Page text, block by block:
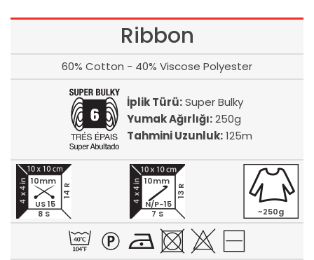
Ribbon
60% Cotton - 40% Viscose Polyester
İplik Türü:Super Bulky
Yumak Ağırlığı:250g
Tahmini Uzunluk:125m
8 S
14 R
10mm
US 15
7 S
13 R
10mm
N/P-15
~250g